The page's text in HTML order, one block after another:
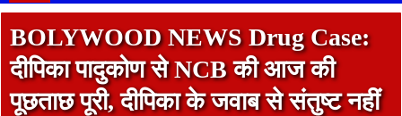
BOLYWOOD NEWS Drug Case:
दीपिका पादुकोण से NCB की आज की
पूछताछ पूरी, दीपिका के जवाब से संतुष्ट नहीं